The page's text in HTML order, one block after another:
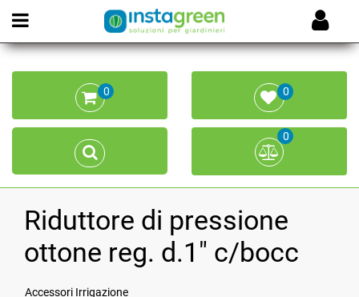
Open menu
0 0
0
Riduttore di pressione
ottone reg. d.1" c/bocc
Accessori Irrigazione